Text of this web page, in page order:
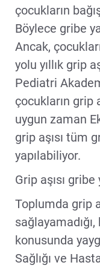
çocukların
Böylece gribe
Ancak,
yolu yıllık grip
Pediatri
çocukların grip
uygun zaman
grip aşısı tüm
yapılabiliyor.
Grip aşısı
Toplumda grip
konusunda
Sağlığı ve